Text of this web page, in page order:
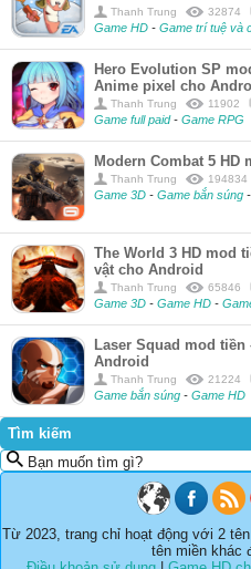
Thanh Trung 32874
Game HD - Game trí tuệ và
Hero Evolution SP
Anime pixel cho
Thanh Trung 11902
Game full paid- Game RPG
Modern Combat 5 HD
Thanh Trung 194834
Game 3D - Game bắn súng -
The World 3 HD mod
vật cho Android
Thanh Trung 65846
Game 3D - Game HD -
Laser Squad mod
Android
Thanh Trung 21224
Game bắn súng - Game HD
Tìm kiếm
Bạn muốn tìm gì?
Từ 2023, trang chỉ hoạt động với 2
tên miền khác